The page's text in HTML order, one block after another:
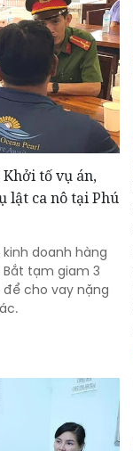
tố vụ án,
lật ca nô tại Phú
doanh hàng
tạm giam 3
cho vay nặng